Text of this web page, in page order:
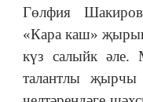
Гөлфия
«Кара каш»
күз салыйк әле.
талантлы җырчы